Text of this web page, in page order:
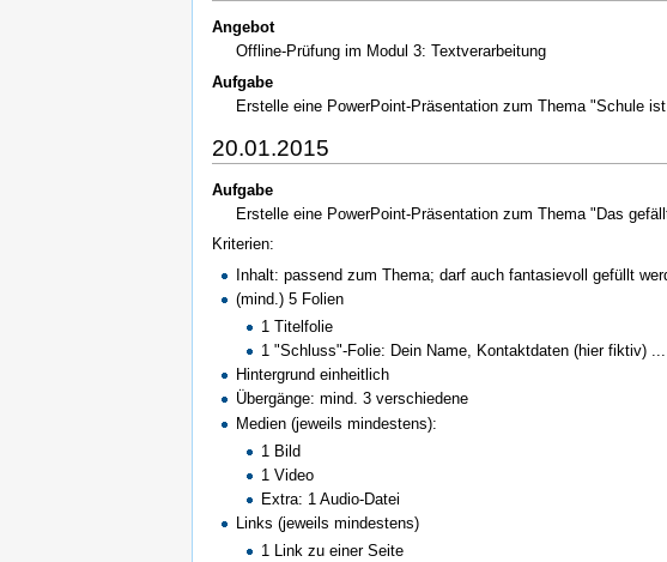
Angebot
Offline-Prüfung im Modul 3: Textverarbeitung
Aufgabe
Erstelle eine PowerPoint-Präsentation zum Thema "Schule
20.01.2015
Aufgabe
Erstelle eine PowerPoint-Präsentation zum Thema "Das
Kriterien:
Inhalt: passend zum Thema; darf auch fantasievoll gefüllt
(mind.) 5 Folien
1 Titelfolie
1 "Schluss"-Folie: Dein Name, Kontaktdaten (hier fiktiv)
Hintergrund einheitlich
Übergänge: mind. 3 verschiedene
Medien (jeweils mindestens):
1 Bild
1 Video
Extra: 1 Audio-Datei
Links (jeweils mindestens)
1 Link zu einer Seite